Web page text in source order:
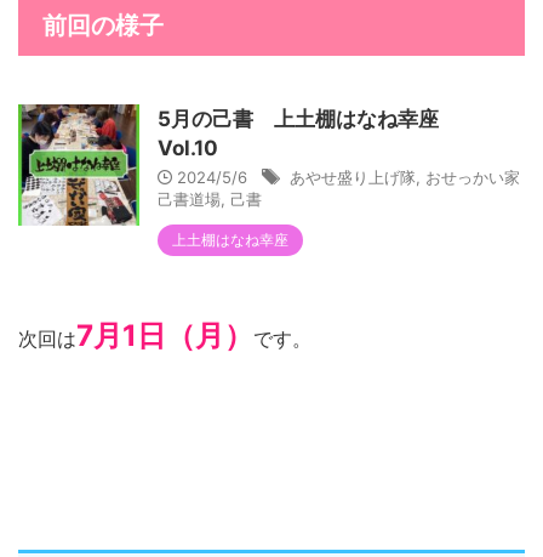
前回の様子
5月の己書 上土棚はなね幸座
Vol.10
2024/5/6 あやせ盛り上げ隊, おせっかい家
己書道場, 己書
上土棚はなね幸座
次回は7月1日（月） です。